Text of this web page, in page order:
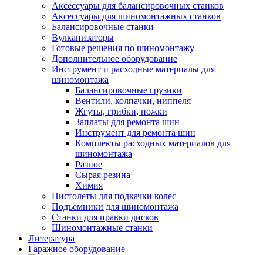
Аксессуары для балансировочных станков
Аксессуары для шиномонтажных станков
Балансировочные станки
Вулканизаторы
Готовые решения по шиномонтажу
Дополнительное оборудование
Инструмент и расходные материалы для
шиномонтажа
Балансировочные грузики
Вентили, колпачки, ниппеля
Жгуты, грибки, ножки
Заплаты для ремонта шин
Инструмент для ремонта шин
Комплекты расходных материалов для
шиномонтажа
Разное
Сырая резина
Химия
Пистолеты для подкачки колес
Подъемники для шиномонтажа
Станки для правки дисков
Шиномонтажные станки
Литература
Гаражное оборудование